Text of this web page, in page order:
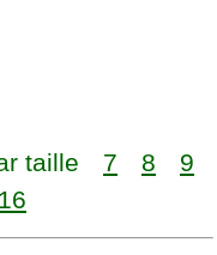
taille 7 8
9
16